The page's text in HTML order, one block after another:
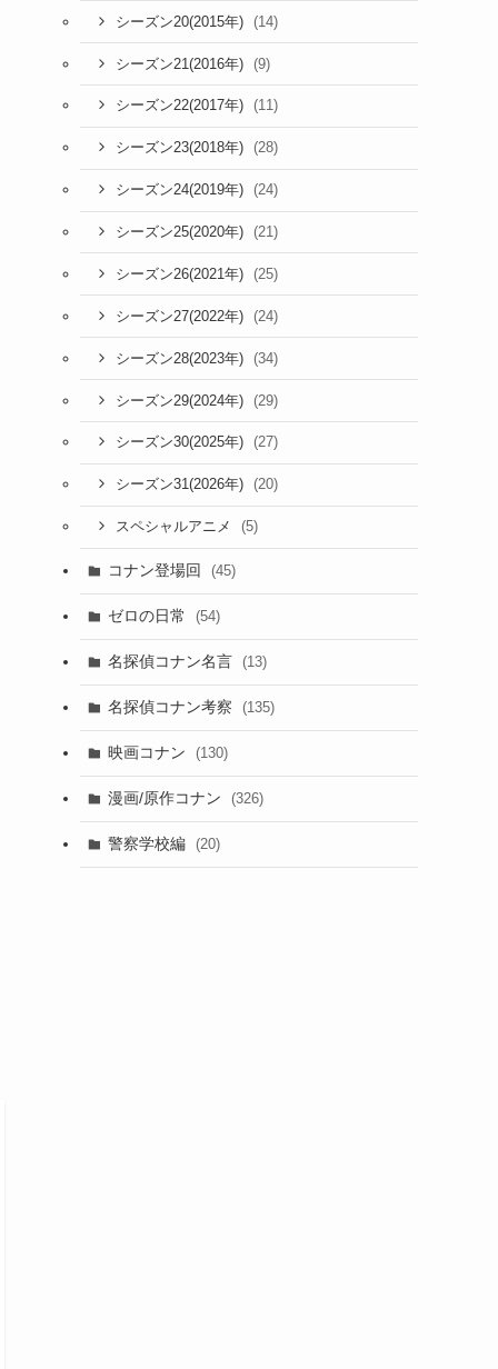
シーズン20(2015年) (14)
シーズン21(2016年) (9)
シーズン22(2017年) (11)
シーズン23(2018年) (28)
シーズン24(2019年) (24)
シーズン25(2020年) (21)
シーズン26(2021年) (25)
シーズン27(2022年) (24)
シーズン28(2023年) (34)
シーズン29(2024年) (29)
シーズン30(2025年) (27)
シーズン31(2026年) (20)
スペシャルアニメ (5)
コナン登場回 (45)
ゼロの日常 (54)
名探偵コナン名言 (13)
名探偵コナン考察 (135)
映画コナン (130)
漫画/原作コナン (326)
警察学校編 (20)